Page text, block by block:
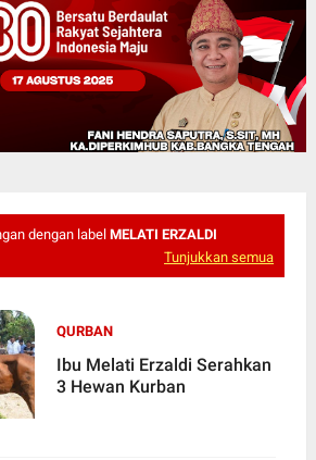
dengan label MELATI ERZALDI
Tunjukkan semua
QURBAN
Ibu Melati Erzaldi Serahkan
3 Hewan Kurban